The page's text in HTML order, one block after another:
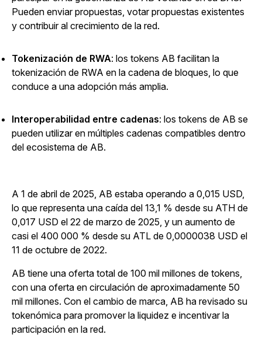
Pueden enviar propuestas, votar propuestas existentes
y contribuir al crecimiento de la red.
Tokenización de RWA: los tokens AB facilitan la
tokenización de RWA en la cadena de bloques, lo que
conduce a una adopción más amplia.
Interoperabilidad entre cadenas: los tokens de AB se
pueden utilizar en múltiples cadenas compatibles dentro
del ecosistema de AB.
A 1 de abril de 2025, AB estaba operando a 0,015 USD,
lo que representa una caída del 13,1 % desde su ATH de
0,017 USD el 22 de marzo de 2025, y un aumento de
casi el 400 000 % desde su ATL de 0,0000038 USD el
11 de octubre de 2022.
AB tiene una oferta total de 100 mil millones de tokens,
con una oferta en circulación de aproximadamente 50
mil millones. Con el cambio de marca, AB ha revisado su
tokenómica para promover la liquidez e incentivar la
participación en la red.